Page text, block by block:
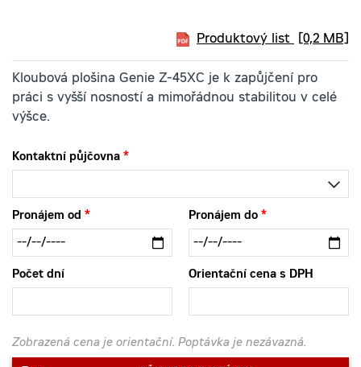
Produktový list [0,2 MB]
Kloubová plošina Genie Z-45XC je k zapůjčení pro
práci s vyšší nosností a mimořádnou stabilitou v celé
výšce.
Kontaktní půjčovna
Pronájem od Pronájem do
Počet dní Orientační cena s DPH
Zobrazená cena je orientační. Poptávka je nezávazná.